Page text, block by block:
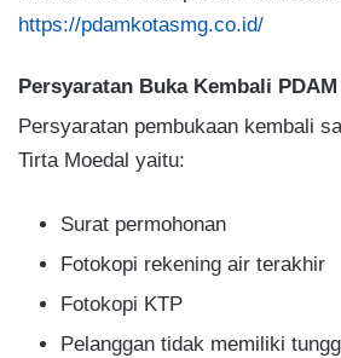
https://pdamkotasmg.co.id/
Persyaratan Buka Kembali
Persyaratan pembukaan kembali
Tirta Moedal yaitu:
Surat permohonan
Fotokopi rekening air terakhir
Fotokopi KTP
Pelanggan tidak memiliki